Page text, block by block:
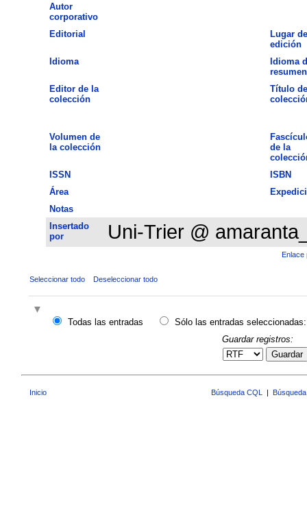
Autor
corporativo
Editorial
Lugar de
edición
Idioma
Idioma
resumen
Editor de la
colección
Título
Volumen de
la colección
de la
ISSN
ISBN
Área
Notas
Insertado
por
Uni-Trier @
Enlace
Seleccionar todo Deseleccionar todo
Todas las entradas
Sólo las entradas seleccionadas:
Guardar registros:
Guardar
Inicio Búsqueda CQL